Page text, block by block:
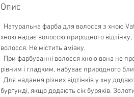
Опис
Натуральна фарба для волосся з хною
хною надає волоссю природного
волосся. Не містить аміаку.
При фарбуванні волосся хною вона не
рівним і гладким, набуває природного
Для надання різних відтінків у хну
бургунді, якщо додають сік буряків.